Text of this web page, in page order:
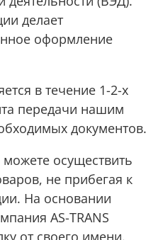
делает
оформление
в течение 1-2-х
передачи нашим
документов.
осуществить
не прибегая к
На основании
AS-TRANS
от своего имени.